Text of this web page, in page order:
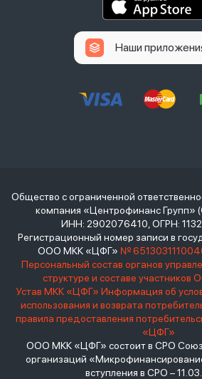
Наши
Общество с ограниченной
компания «Центрофинанс
ИНН: 2902076410, ОГРН:
Регистрационный номер записи в
ООО МКК «ЦФГ» №
Персональный состав органов
структуре и составе
Устав МКК «ЦФГ» Информация об
использования и возврата
правила предоставления
«ЦФГ»
ООО МКК «ЦФГ» состоит в СРО
организаций
вступления в СРО –